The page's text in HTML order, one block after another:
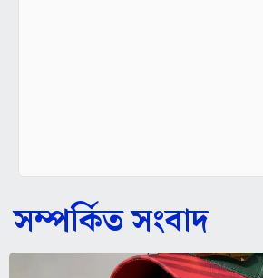
সম্পর্কিত সংবাদ